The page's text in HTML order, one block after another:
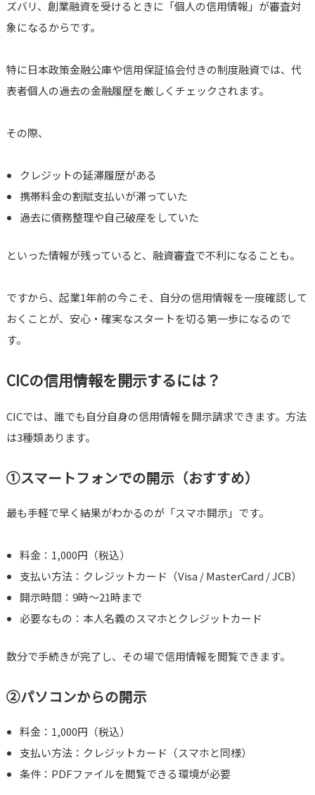
ズバリ、創業融資を受けるときに「個人の信用情報」が審査対
象になるからです。
特に日本政策金融公庫や信用保証協会付きの制度融資では、代
表者個人の過去の金融履歴を厳しくチェックされます。
その際、
クレジットの延滞履歴がある
携帯料金の割賦支払いが滞っていた
過去に債務整理や自己破産をしていた
といった情報が残っていると、融資審査で不利になることも。
ですから、起業1年前の今こそ、自分の信用情報を一度確認して
おくことが、安心・確実なスタートを切る第一歩になるので
す。
CICの信用情報を開示するには？
CICでは、誰でも自分自身の信用情報を開示請求できます。方法
は3種類あります。
①スマートフォンでの開示（おすすめ）
最も手軽で早く結果がわかるのが「スマホ開示」です。
料金：1,000円（税込）
支払い方法：クレジットカード（Visa / MasterCard / JCB）
開示時間：9時～21時まで
必要なもの：本人名義のスマホとクレジットカード
数分で手続きが完了し、その場で信用情報を閲覧できます。
②パソコンからの開示
料金：1,000円（税込）
支払い方法：クレジットカード（スマホと同様）
条件：PDFファイルを閲覧できる環境が必要